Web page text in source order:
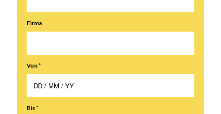
Firma
Von*
Bis*